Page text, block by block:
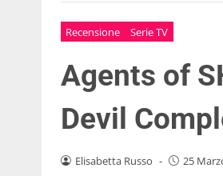
Recensione Serie TV
Agents of
Devil
Elisabetta Russo - 25